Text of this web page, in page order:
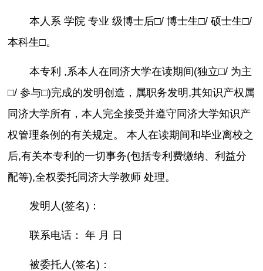
本人系 学院 专业 级博士后□/ 博士生□/ 硕士生□/
本科生□。
本专利 ,系本人在同济大学在读期间(独立□/ 为主
□/ 参与□)完成的发明创造，属职务发明,其知识产权属
同济大学所有，本人完全接受并遵守同济大学知识产
权管理条例的有关规定。 本人在读期间和毕业离校之
后,有关本专利的一切事务(包括专利费缴纳、利益分
配等),全权委托同济大学教师 处理。
发明人(签名)：
联系电话： 年 月 日
被委托人(签名)：